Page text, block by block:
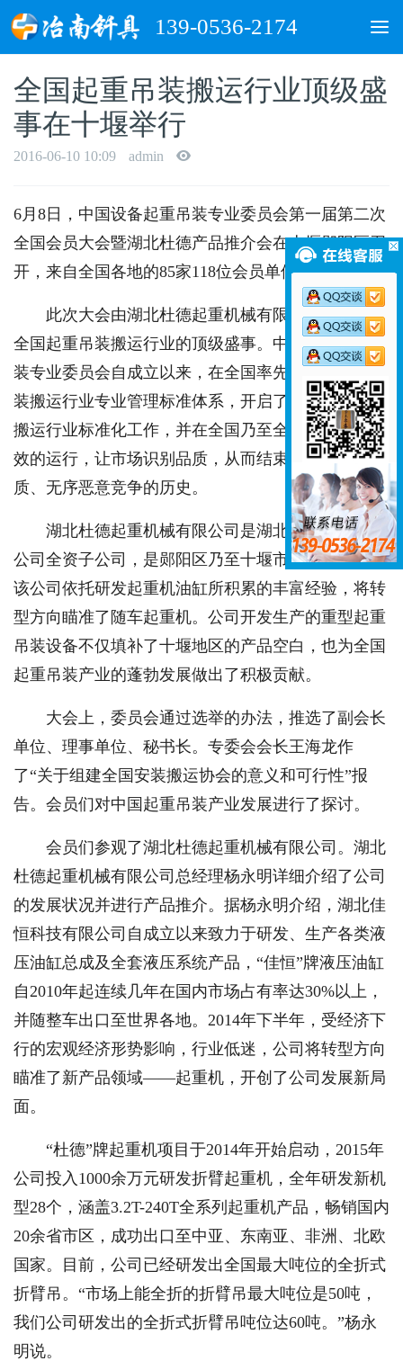
139-0536-2174
全国起重吊装搬运行业顶级盛
事在十堰举行
2016-06-10 10:09 admin
6月8日，中国设备起重吊装专业委员会第一届第二次
全国会员大会暨湖北杜德产品推介会在十堰郧阳区召
开，来自全国各地的85家118位会员单位代表参会。
此次大会由湖北杜德起重机械有限公司主办，是
全国起重吊装搬运行业的顶级盛事。中国设备起重吊
装专业委员会自成立以来，在全国率先建立了起重吊
装搬运行业专业管理标准体系，开启了全国起重吊装
搬运行业标准化工作，并在全国乃至全世界实现了有
效的运行，让市场识别品质，从而结束行业企业无资
质、无序恶意竞争的历史。
湖北杜德起重机械有限公司是湖北佳恒科技有限
公司全资子公司，是郧阳区乃至十堰市的重点企业。
该公司依托研发起重机油缸所积累的丰富经验，将转
型方向瞄准了随车起重机。公司开发生产的重型起重
吊装设备不仅填补了十堰地区的产品空白，也为全国
起重吊装产业的蓬勃发展做出了积极贡献。
大会上，委员会通过选举的办法，推选了副会长
单位、理事单位、秘书长。专委会会长王海龙作
了“关于组建全国安装搬运协会的意义和可行性”报
告。会员们对中国起重吊装产业发展进行了探讨。
会员们参观了湖北杜德起重机械有限公司。湖北
杜德起重机械有限公司总经理杨永明详细介绍了公司
的发展状况并进行产品推介。据杨永明介绍，湖北佳
恒科技有限公司自成立以来致力于研发、生产各类液
压油缸总成及全套液压系统产品，“佳恒”牌液压油缸
自2010年起连续几年在国内市场占有率达30%以上，
并随整车出口至世界各地。2014年下半年，受经济下
行的宏观经济形势影响，行业低迷，公司将转型方向
瞄准了新产品领域——起重机，开创了公司发展新局
面。
“杜德”牌起重机项目于2014年开始启动，2015年
公司投入1000余万元研发折臂起重机，全年研发新机
型28个，涵盖3.2T-240T全系列起重机产品，畅销国内
20余省市区，成功出口至中亚、东南亚、非洲、北欧
国家。目前，公司已经研发出全国最大吨位的全折式
折臂吊。“市场上能全折的折臂吊最大吨位是50吨，
我们公司研发出的全折式折臂吊吨位达60吨。”杨永
明说。